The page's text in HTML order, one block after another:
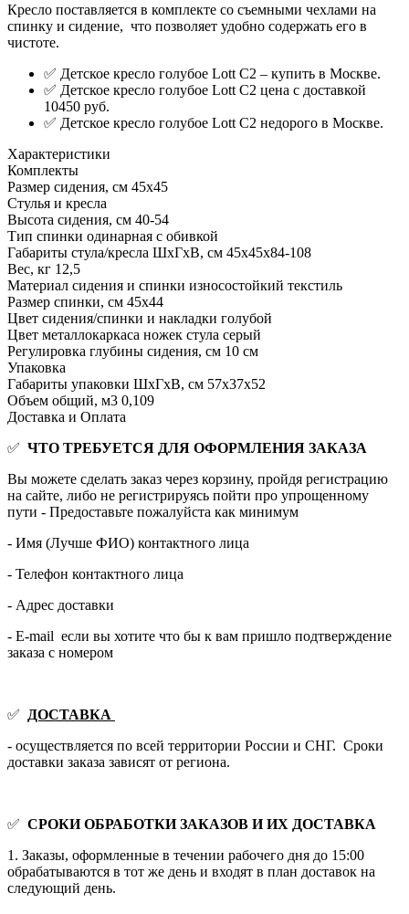
Кресло поставляется в комплекте со съемными чехлами на
спинку и сидение, что позволяет удобно содержать его в
чистоте.
✅ Детское кресло голубое Lott С2 – купить в Москве.
✅ Детское кресло голубое Lott С2 цена с доставкой
10450 руб.
✅ Детское кресло голубое Lott С2 недорого в Москве.
Характеристики
Комплекты
Размер сидения, см 45х45
Стулья и кресла
Высота сидения, см 40-54
Тип спинки одинарная с обивкой
Габариты стула/кресла ШхГхВ, см 45х45х84-108
Вес, кг 12,5
Материал сидения и спинки износостойкий текстиль
Размер спинки, см 45х44
Цвет сидения/спинки и накладки голубой
Цвет металлокаркаса ножек стула серый
Регулировка глубины сидения, см 10 см
Упаковка
Габариты упаковки ШхГхВ, см 57х37х52
Объем общий, м3 0,109
Доставка и Оплата
✅ ЧТО ТРЕБУЕТСЯ ДЛЯ ОФОРМЛЕНИЯ ЗАКАЗА
Вы можете сделать заказ через корзину, пройдя регистрацию
на сайте, либо не регистрируясь пойти про упрощенному
пути - Предоставьте пожалуйста как минимум
- Имя (Лучше ФИО) контактного лица
- Телефон контактного лица
- Адрес доставки
- E-mail если вы хотите что бы к вам пришло подтверждение
заказа с номером
✅
ДОСТАВКА
- осуществляется по всей территории России и СНГ. Сроки
доставки заказа зависят от региона.
✅ СРОКИ ОБРАБОТКИ ЗАКАЗОВ И ИХ ДОСТАВКА
1. Заказы, оформленные в течении рабочего дня до 15:00
обрабатываются в тот же день и входят в план доставок на
следующий день.